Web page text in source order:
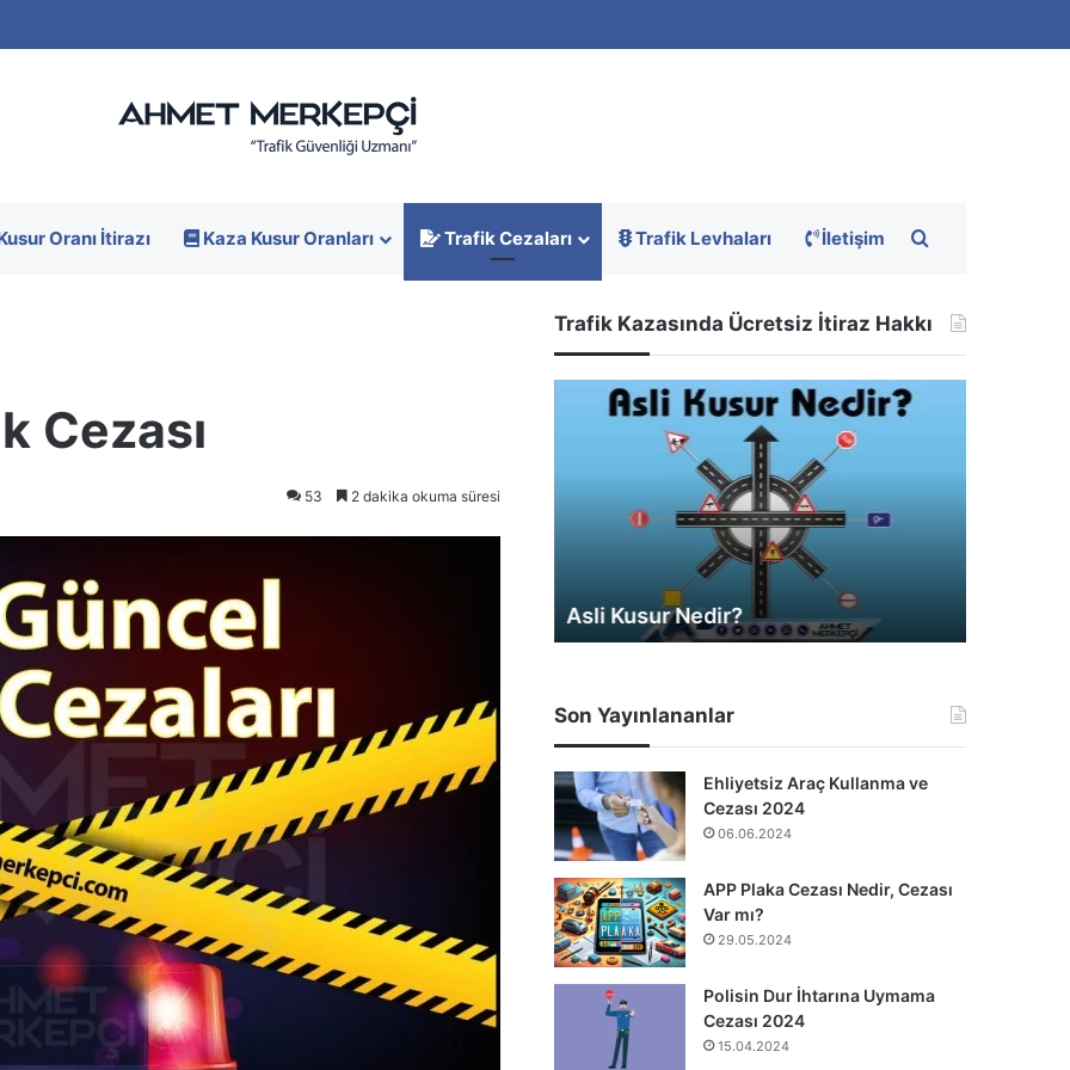
Oranı İtirazı Kaza Kusur Oranları Trafik Cezaları Trafik Levhaları İletişim Arama yap ...
Cezası
53 2 dakika okuma süresi
Trafik Kazasında Ücretsiz İtiraz Hakkı
Tali Kusur Nedir? Asli Kusur Nedir?
Son Yayınlananlar
Ehliyetsiz Araç Kullanma ve
Cezası 2024
06.06.2024
APP Plaka Cezası Nedir, Cezası
Var mı?
29.05.2024
Polisin Dur İhtarına Uymama
Cezası 2024
15.04.2024